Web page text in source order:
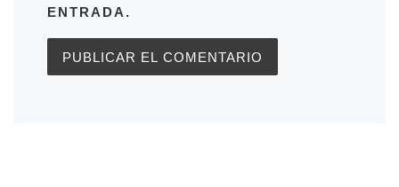
ENTRADA.